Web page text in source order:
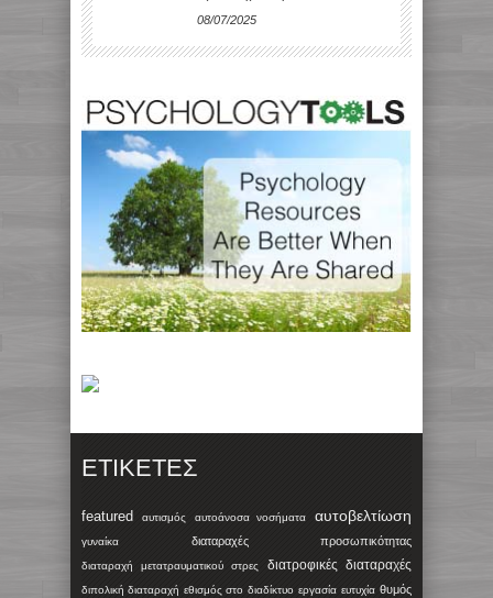
08/07/2025
ΕΤΙΚΈΤΕΣ
featured αυτισμός αυτοάνοσα νοσήματα αυτοβελτίωση
γυναίκα διαταραχές προσωπικότητας
διαταραχή μετατραυματικού στρες διατροφικές διαταραχές
διπολική διαταραχή εθισμός στο διαδίκτυο εργασία ευτυχία θυμός